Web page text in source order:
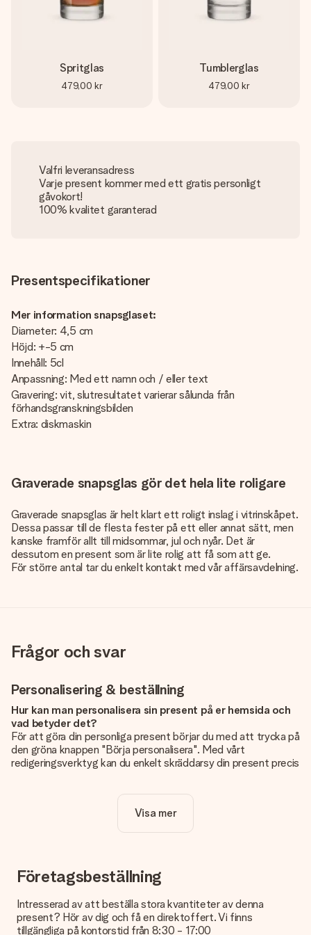
Spritglas
479,00 kr
Tumblerglas
479,00 kr
Valfri leveransadress
Varje present kommer med ett gratis personligt
gåvokort!
100% kvalitet garanterad
Presentspecifikationer
Mer information snapsglaset:
Diameter: 4,5 cm
Höjd: +-5 cm
Innehåll: 5cl
Anpassning: Med ett namn och / eller text
Gravering: vit, slutresultatet varierar sålunda från
förhandsgranskningsbilden
Extra: diskmaskin
Graverade snapsglas gör det hela lite roligare
Graverade snapsglas är helt klart ett roligt inslag i vitrinskåpet.
Dessa passar till de flesta fester på ett eller annat sätt, men
kanske framför allt till midsommar, jul och nyår. Det är
dessutom en present som är lite rolig att få som att ge.
För större antal tar du enkelt kontakt med vår affärsavdelning.
Frågor och svar
Personalisering & beställning
Hur kan man personalisera sin present på er hemsida och
vad betyder det?
För att göra din personliga present börjar du med att trycka på
den gröna knappen "Börja personalisera". Med vårt
redigeringsverktyg kan du enkelt skräddarsy din present precis
Kostar det något extra att personalisera sin present?
Hur vet jag att min bild har tillräckligt hög kvalitet?
det viktigt att använda foton av hög kvalitet. Om du är osäker
på kvaliteten på din bild kan du kontakta vår kundtjänst och
Visa mer
Företagsbeställning
Intresserad av att beställa stora kvantiteter av denna
present? Hör av dig och få en direktoffert. Vi finns
tillgängliga på kontorstid från 8:30 - 17:00